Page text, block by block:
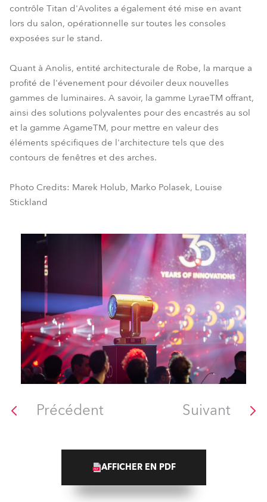
contrôle Titan d'Avolites a également été mise en avant
lors du salon, opérationnelle sur toutes les consoles
exposées sur le stand.
Quant à Anolis, entité architecturale de Robe, la marque a
profité de l'évenement pour dévoiler deux nouvelles
gammes de luminaires. A savoir, la gamme LyraeTM offrant,
ainsi des solutions polyvalentes pour des encastrés au sol
et la gamme AgameTM, pour mettre en valeur des
éléments spécifiques de l'architecture tels que des
contours de fenêtres et des arches.
Photo Credits: Marek Holub, Marko Polasek, Louise
Stickland
Précédent Suivant
AFFICHER EN PDF